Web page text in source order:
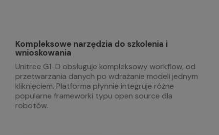
Kompleksowe narzędzia do szkolenia i
wnioskowania
Unitree G1-D obsługuje kompleksowy workflow, od
przetwarzania danych po wdrażanie modeli jednym
kliknięciem. Platforma płynnie integruje różne
popularne frameworki typu open source dla
robotów.